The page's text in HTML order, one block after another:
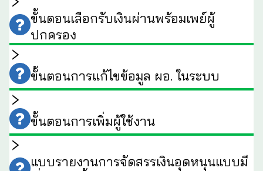
ขั้นตอนเลือกรับเงินผ่านพร้อมเพย์ผู้
ปกครอง
ขั้นตอนการแก้ไขข้อมูล ผอ. ในระบบ
ขั้นตอนการเพิ่มผู้ใช้งาน
แบบรายงานการจัดสรรเงินอุดหนุนแบบมี